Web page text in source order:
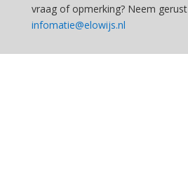
vraag of opmerking? Neem
infomatie@elowijs.nl